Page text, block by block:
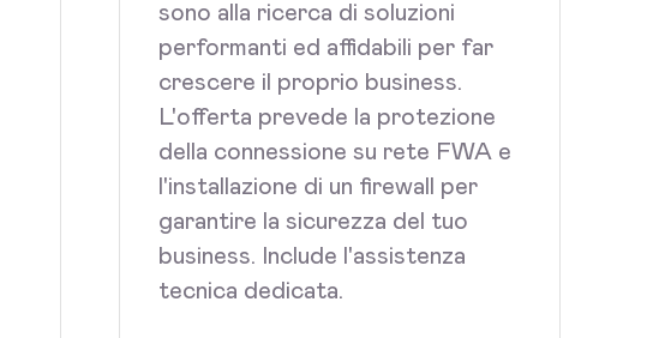
sono alla ricerca di soluzioni
performanti ed affidabili per far
crescere il proprio business.
L'offerta prevede la protezione
della connessione su rete FWA e
l'installazione di un firewall per
garantire la sicurezza del tuo
business. Include l'assistenza
tecnica dedicata.